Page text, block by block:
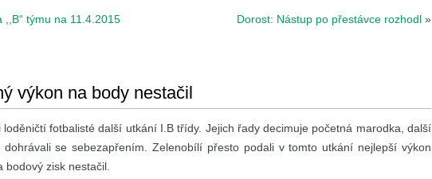
,,B“ týmu na 11.4.2015 Dorost: Nástup po přestávce rozhodl »
výkon na body nestačil
loděničtí fotbalisté další utkání I.B třídy. Jejich řady decimuje početná marodka, další
dohrávali se sebezapřením. Zelenobílí přesto podali v tomto utkání nejlepší výkon
bodový zisk nestačil.